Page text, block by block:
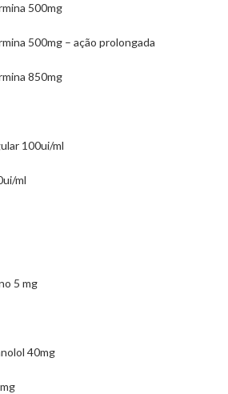
500mg
500mg – ação prolongada
850mg
100ui/ml
ml
5 mg
40mg